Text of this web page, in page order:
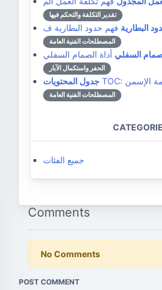
تقدير التكلفة والتحكم فيها
البطارية
المصطلحات الفنية العامة
السفلي
الحفر واستكمال الآبار
جدول المحتويات
المصطلحات الفنية العامة
جميع الفئات
Comments
No Comments
POST COMMENT